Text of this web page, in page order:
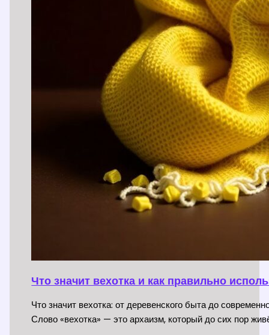
Что значит вехотка и как правильно
Что значит вехотка: от деревенского быта до
Слово «вехотка» — это архаизм, который до сих пор